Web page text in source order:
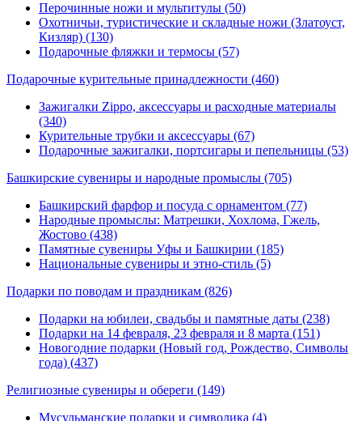
Перочинные ножи и мультитулы (50)
Охотничьи, туристические и складные ножи (Златоуст,
Кизляр) (130)
Подарочные фляжки и термосы (57)
Подарочные курительные принадлежности (460)
Зажигалки Zippo, аксессуары и расходные материалы
(340)
Курительные трубки и аксессуары (67)
Подарочные зажигалки, портсигары и пепельницы (53)
Башкирские сувениры и народные промыслы (705)
Башкирский фарфор и посуда с орнаментом (77)
Народные промыслы: Матрешки, Хохлома, Гжель,
Жостово (438)
Памятные сувениры Уфы и Башкирии (185)
Национальные сувениры и этно-стиль (5)
Подарки по поводам и праздникам (826)
Подарки на юбилеи, свадьбы и памятные даты (238)
Подарки на 14 февраля, 23 февраля и 8 марта (151)
Новогодние подарки (Новый год, Рождество, Символы
года) (437)
Религиозные сувениры и обереги (149)
Мусульманские подарки и символика (4)